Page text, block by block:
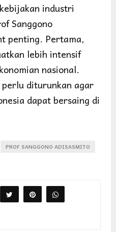
industri
Sanggono
penting. Pertama,
lebih intensif
nasional.
diturunkan agar
dapat bersaing di
PROF SANGGONO ADISASMITO